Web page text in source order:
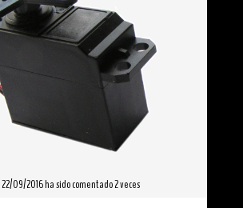
09/2016 ha sido comentado 2 veces